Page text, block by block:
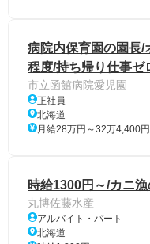
病院内保育園の園長/
程度/持ち帰り仕事ゼ
市立函館病院愛児園
正社員
北海道
月給28万円～32万4,400円
時給1300円～/カニ
丸博佐藤水産
アルバイト・パート
北海道